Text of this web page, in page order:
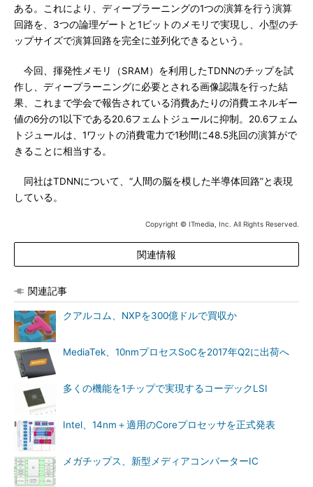
ある。これにより、ディープラーニングの1つの演算を行う演算
回路を、3つの論理ゲートと1ビットのメモリで実現し、小型のチ
ップサイズで演算回路を完全に並列化できるという。
今回、揮発性メモリ（SRAM）を利用したTDNNのチップを試
作し、ディープラーニングに必要とされる画像認識を行った結
果、これまで学会で報告されている消費あたりの消費エネルギー
値の6分の1以下である20.6フェムトジュールに抑制。20.6フェム
トジュールは、1ワットの消費電力で1秒間に48.5兆回の演算がで
きることに相当する。
同社はTDNNについて、“人間の脳を模した半導体回路”と表現
している。
Copyright © ITmedia, Inc. All Rights Reserved.
関連情報
関連記事
クアルコム、NXPを300億ドルで買収か
MediaTek、10nmプロセスSoCを2017年Q2に出荷へ
多くの機能を1チップで実現するコーデックLSI
Intel、14nm＋適用のCoreプロセッサを正式発表
メガチップス、新型メディアコンバーターIC